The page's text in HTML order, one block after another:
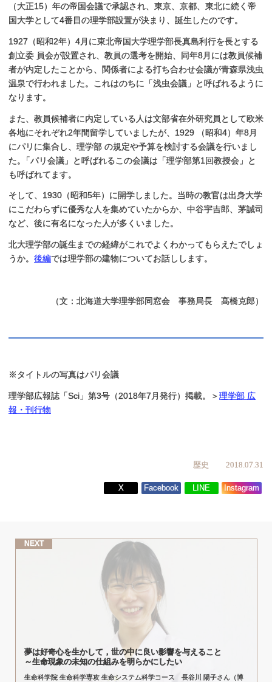
（大正15）年の帝国会議で承認され、東京、京都、東北に続く帝
国大学として4番目の理学部設置が決まり、誕生したのです。
1927（昭和2年）4月に東北帝国大学理学部長真島利行を長とする
創立委 員会が設置され、教員の選考を開始、同年8月には教員候補
者が内定したことから、関係者による打ち合わせ会議が青森県浅虫
温泉で行われました。これはのちに「浅虫会議」と呼ばれるように
なります。
また、教員候補者に内定している人は文部省在外研究員として欧米
各地にそれぞれ2年間留学していましたが、1929 （昭和4）年8月
にパリに集合し、理学部 の規定や予算を検討する会議を行いまし
た。
「パリ会議」と呼ばれるこの会議は「理学部第1回教授会」と
も呼ばれてます。
そして、1930（昭和5年）に開学しました。当時の教官は出身大学
にこだわらずに優秀な人を集めていたからか、中谷宇吉郎、茅誠司
など、後に有名になった人が多くいました。
北大理学部の誕生までの経緯がこれでよくわかってもらえたでしょ
うか。 後編では理学部の建物についてお話しします。
（文：北海道大学理学部同窓会 事務局長 髙橋克郎）
※タイトルの写真はパリ会議
理学部広報誌「Sci」第3号（2018年7月発行）掲載。＞理学部 広
報・刊行物
歴史 2018.07.31
X Facebook LINE Instagram
NEXT
夢は好奇心を生かして， 世の中に良い影響を与えること
～生命現象の未知の仕組みを明らかにしたい
生命科学院 生命科学専攻 生命システム科学コース 長谷川 陽子さん（博